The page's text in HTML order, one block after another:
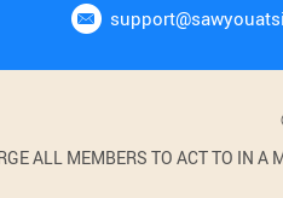
ALL MEMBERS TO ACT TO IN A